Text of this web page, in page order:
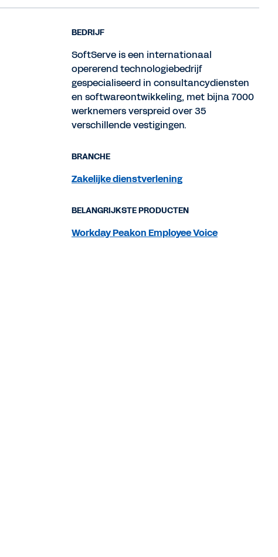
BEDRIJF
SoftServe is een internationaal
opererend technologiebedrijf
gespecialiseerd in consultancydiensten
en softwareontwikkeling, met bijna 7000
werknemers verspreid over 35
verschillende vestigingen.
BRANCHE
Zakelijke dienstverlening
BELANGRIJKSTE PRODUCTEN
Workday Peakon Employee Voice